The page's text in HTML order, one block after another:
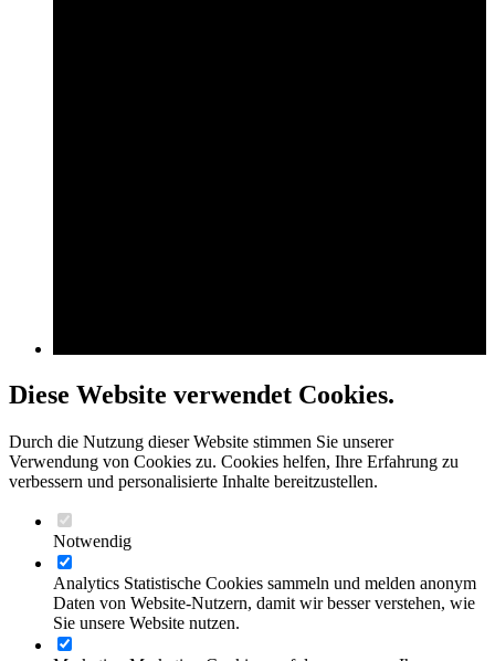
Diese Website verwendet Cookies.
Durch die Nutzung dieser Website stimmen Sie unserer
Verwendung von Cookies zu. Cookies helfen, Ihre Erfahrung zu
verbessern und personalisierte Inhalte bereitzustellen.
Notwendig
Analytics Statistische Cookies sammeln und melden anonym
Daten von Website-Nutzern, damit wir besser verstehen, wie
Sie unsere Website nutzen.